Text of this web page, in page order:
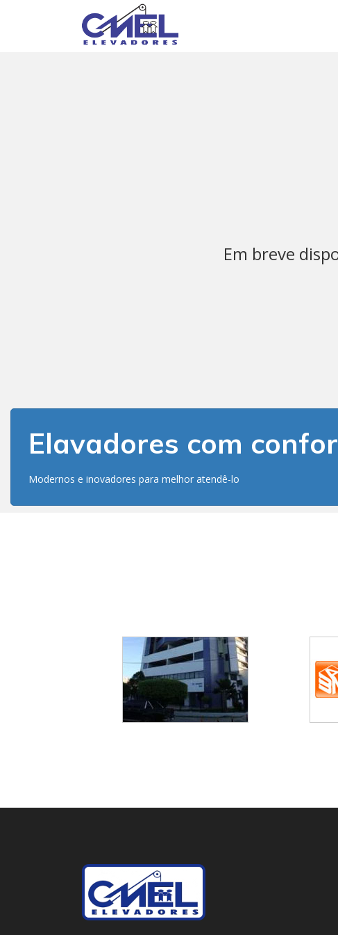
Em breve
Elavadores com
Modernos e inovadores para melhor atendê-lo